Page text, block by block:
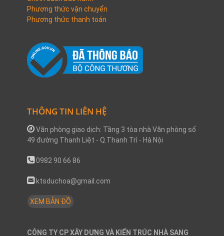
Phương thức vận chuyển
Phương thức thanh toán
THÔNG TIN LIÊN HỆ
Văn phòng giao dịch: Tầng 3 tòa nhà Văn phòng số
49 đường Thanh Liệt - Q.Thanh Trì - Hà Nội
0982 90 66 86
ktsduchoa@gmail.com
XEM BẢN ĐỒ
CÔNG TY CP XÂY DỰNG VÀ KIẾN TRÚC NHÀ SANG